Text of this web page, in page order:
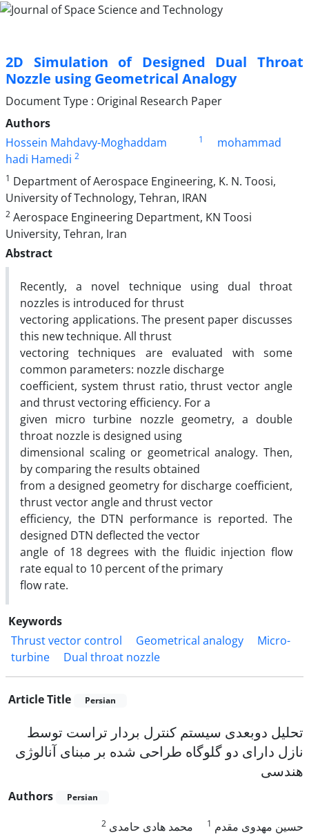
2D Simulation of Designed Dual Throat
Nozzle using Geometrical Analogy
Document Type : Original Research Paper
Authors
Hossein Mahdavy-Moghaddam
1
mohammad
hadi Hamedi 2
1 Department of Aerospace Engineering, K. N. Toosi,
University of Technology, Tehran, IRAN
2 Aerospace Engineering Department, KN Toosi
University, Tehran, Iran
Abstract
Recently, a novel technique using dual throat
nozzles is introduced for thrust
vectoring applications. The present paper discusses
this new technique. All thrust
vectoring techniques are evaluated with some
common parameters: nozzle discharge
coefficient, system thrust ratio, thrust vector angle
and thrust vectoring efficiency. For a
given micro turbine nozzle geometry, a double
throat nozzle is designed using
dimensional scaling or geometrical analogy. Then,
by comparing the results obtained
from a designed geometry for discharge coefficient,
thrust vector angle and thrust vector
efficiency, the DTN performance is reported. The
designed DTN deflected the vector
angle of 18 degrees with the fluidic injection flow
rate equal to 10 percent of the primary
flow rate.
Keywords
Thrust vector control
Geometrical analogy
Micro-
turbine
Dual throat nozzle
Article Title Persian
تحلیل دوبعدی سیستم کنترل بردار تراست توسط
نازل دارای دو گلوگاه طراحی شده بر مبنای آنالوژی
هندسی
Authors Persian
حسین مهدوی مقدم 1 محمد هادی حامدی 2